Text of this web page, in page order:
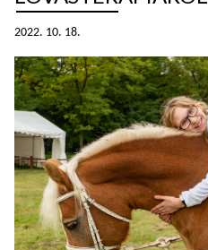
2022. 10. 18.